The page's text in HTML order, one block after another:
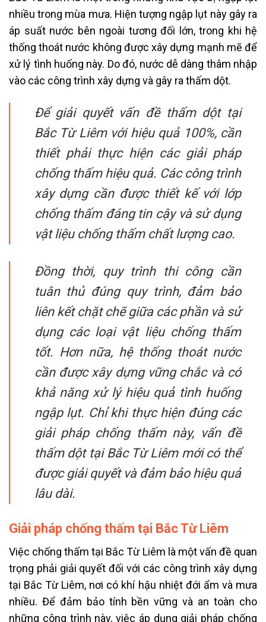
nhiều trong mùa mưa. Hiện tượng ngập lụt này gây ra
áp suất nước bên ngoài tương đối lớn, trong khi hệ
thống thoát nước không được xây dựng mạnh mẽ để
xử lý tình huống này. Do đó, nước dễ dàng thâm nhập
vào các công trình xây dựng và gây ra thấm dột.
Để giải quyết vấn đề thấm dột tại
Bắc Từ Liêm với hiệu quả 100%, cần
thiết phải thực hiện các giải pháp
chống thấm hiệu quả. Các công trình
xây dựng cần được thiết kế với lớp
chống thấm đáng tin cậy và sử dụng
vật liệu chống thấm chất lượng cao.
Đồng thời, quy trình thi công cần
tuân thủ đúng quy trình, đảm bảo
liên kết chặt chẽ giữa các phần và sử
dụng các loại vật liệu chống thấm
tốt. Hơn nữa, hệ thống thoát nước
cần được xây dựng vững chắc và có
khả năng xử lý hiệu quả tình huống
ngập lụt. Chỉ khi thực hiện đúng các
giải pháp chống thấm này, vấn đề
thấm dột tại Bắc Từ Liêm mới có thể
được giải quyết và đảm bảo hiệu quả
lâu dài.
Giải pháp chống thấm tại Bắc Từ Liêm
Việc chống thấm tại Bắc Từ Liêm là một vấn đề quan
trọng phải giải quyết đối với các công trình xây dựng
tại Bắc Từ Liêm, nơi có khí hậu nhiệt đới ẩm và mưa
nhiều. Để đảm bảo tính bền vững và an toàn cho
những công trình này, việc áp dụng giải pháp chống